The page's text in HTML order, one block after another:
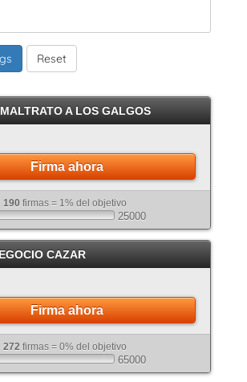
Reset
A LOS GALGOS
Firma ahora
190 firmas = 1% del objetivo
25000
CAZAR
Firma ahora
272 firmas = 0% del objetivo
65000